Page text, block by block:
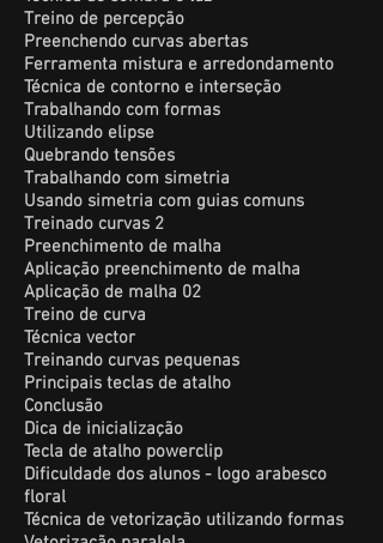
Treino de percepção
Preenchendo curvas abertas
Ferramenta mistura e arredondamento
Técnica de contorno e interseção
Trabalhando com formas
Utilizando elipse
Quebrando tensões
Trabalhando com simetria
Usando simetria com guias comuns
Treinado curvas 2
Preenchimento de malha
Aplicação preenchimento de malha
Aplicação de malha 02
Treino de curva
Técnica vector
Treinando curvas pequenas
Principais teclas de atalho
Conclusão
Dica de inicialização
Tecla de atalho powerclip
Dificuldade dos alunos - logo arabesco
floral
Técnica de vetorização utilizando formas